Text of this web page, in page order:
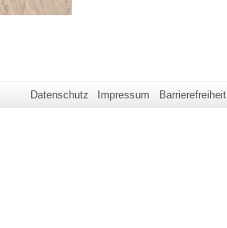
Datenschutz Impressum Barrierefreiheit